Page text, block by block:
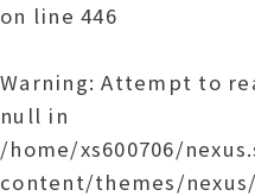
on line446
Warning: Attempt to
null in
/home/xs600706/
content/themes/